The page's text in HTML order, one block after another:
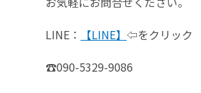
LINE：
【LINE】 ⇦をクリック
☎️090-5329-9086